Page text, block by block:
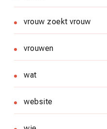
vrouw zoekt vrouw
vrouwen
wat
website